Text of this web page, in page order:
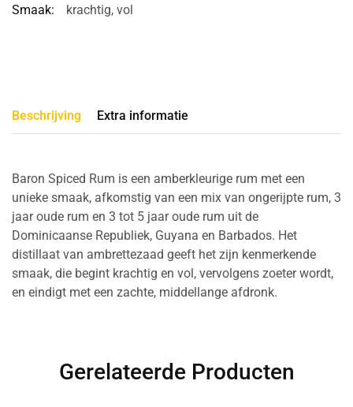
Smaak:
krachtig, vol
Beschrijving Extra informatie
Baron Spiced Rum is een amberkleurige rum met een
unieke smaak, afkomstig van een mix van ongerijpte rum, 3
jaar oude rum en 3 tot 5 jaar oude rum uit de
Dominicaanse Republiek, Guyana en Barbados. Het
distillaat van ambrettezaad geeft het zijn kenmerkende
smaak, die begint krachtig en vol, vervolgens zoeter wordt,
en eindigt met een zachte, middellange afdronk.
Gerelateerde Producten